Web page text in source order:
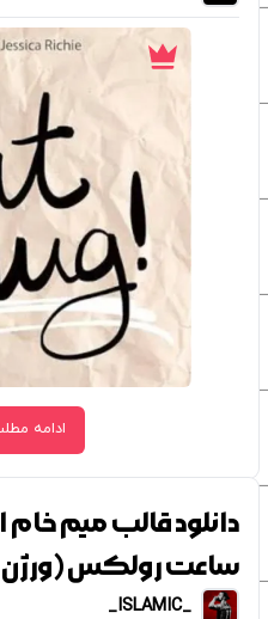
ادامه
دانلود قالب میم خام
ساعت
_ISLAMIC_